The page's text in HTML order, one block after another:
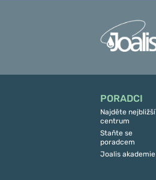
PORADCI
Najděte nejbližší
centrum
Staňte se
poradcem
Joalis akademie